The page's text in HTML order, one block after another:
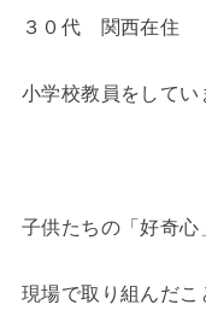
３０代 関西在住
小学校教員をしてい
子供たちの「好奇
現場で取り組んだ